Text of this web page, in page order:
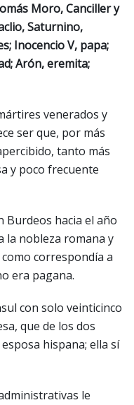
Moro, Canciller y
Saturnino,
Inocencio V, papa;
Arón, eremita;
venerados y
ser que, por más
tanto más
y poco frecuente
Burdeos hacia el año
la nobleza romana y
correspondía a
era pagana.
con solo veinticinco
que de los dos
hispana; ella sí
le